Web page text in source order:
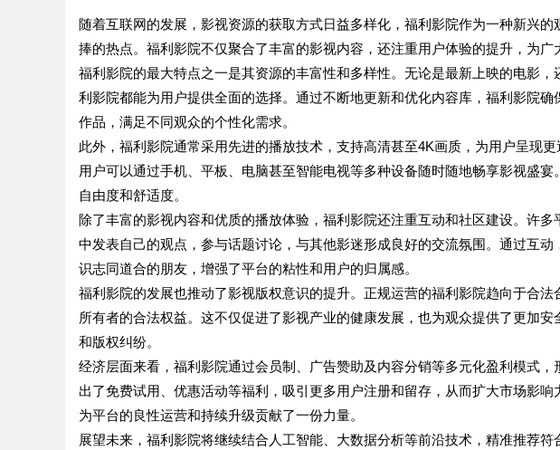
随着互联网的发展，影视资源的获取方式日益多样化，福利影院作为一种新兴
捧的热点。福利影院不仅聚合了丰富的影视内容，还注重用户体验的提升，为广
福利影院的最大特点之一是其资源的丰富性和多样性。无论是最新上映的电影
利影院都能为用户提供全面的选择。通过不断地更新和优化内容库，福利影院
作品，满足不同观众的个性化需求。
此外，福利影院通常采用先进的播放技术，支持高清甚至4K画质，为用户呈现
用户可以通过手机、平板、电脑甚至智能电视等多种设备随时随地畅享影视盛
自由度和舒适度。
除了丰富的影视内容和优质的播放体验，福利影院还注重互动和社区建设。许
中发表自己的观点，参与话题讨论，与其他影迷形成良好的交流氛围。通过互
识志同道合的朋友，增强了平台的粘性和用户的归属感。
福利影院的发展也推动了影视版权意识的提升。正规运营的福利影院趋向于合
所有者的合法权益。这不仅促进了影视产业的健康发展，也为观众提供了更加
和版权纠纷。
经济层面来看，福利影院通过会员制、广告赞助及内容分销等多元化盈利模式
出了免费试用、优惠活动等福利，吸引更多用户注册和留存，从而扩大市场影
为平台的良性运营和持续升级贡献了一份力量。
展望未来，福利影院将继续结合人工智能、大数据分析等前沿技术，精准推荐